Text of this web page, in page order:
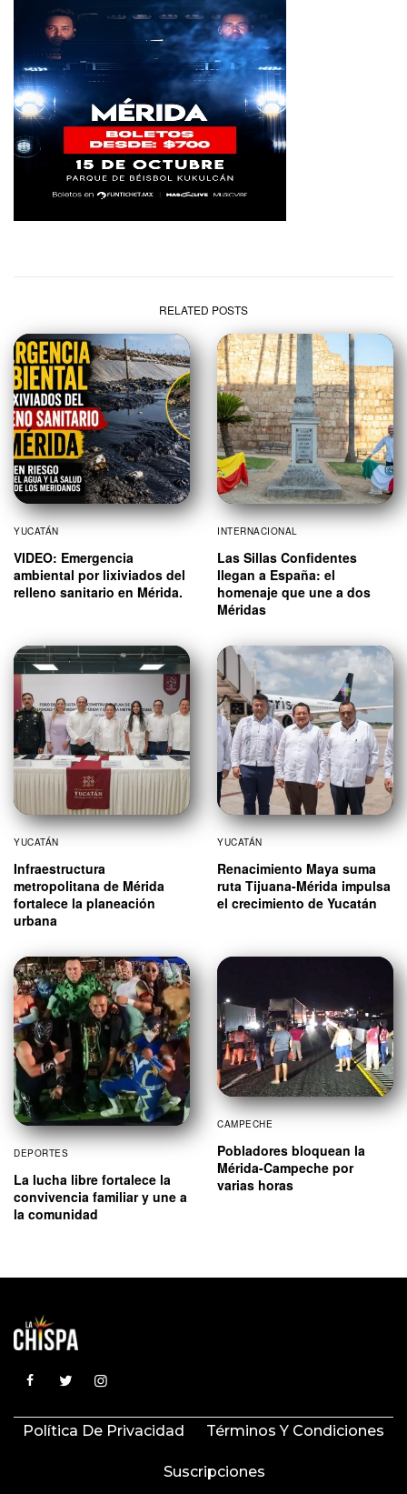
RELATED POSTS
YUCATÁN
VIDEO: Emergencia
ambiental por lixiviados del
relleno sanitario en Mérida.
INTERNACIONAL
Las Sillas Confidentes
llegan a España: el
homenaje que une a dos
Méridas
YUCATÁN
Infraestructura
metropolitana de Mérida
fortalece la planeación
urbana
YUCATÁN
Renacimiento Maya suma
ruta Tijuana-Mérida impulsa
el crecimiento de Yucatán
DEPORTES
La lucha libre fortalece la
convivencia familiar y une a
la comunidad
CAMPECHE
Pobladores bloquean la
Mérida-Campeche por
varias horas
Política De Privacidad Términos Y Condiciones
Suscripciones